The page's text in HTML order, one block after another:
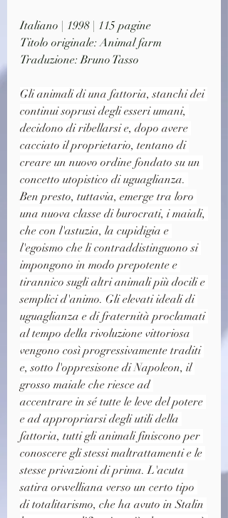
Italiano | 1998 | 115 pagine
Titolo originale: Animal farm
Traduzione: Bruno Tasso
Gli animali di una fattoria, stanchi dei
continui soprusi degli esseri umani,
decidono di ribellarsi e, dopo avere
cacciato il proprietario, tentano di
creare un nuovo ordine fondato su un
concetto utopistico di uguaglianza.
Ben presto, tuttavia, emerge tra loro
una nuova classe di burocrati, i maiali,
che con l'astuzia, la cupidigia e
l'egoismo che li contraddistinguono si
impongono in modo prepotente e
tirannico sugli altri animali più docili e
semplici d'animo. Gli elevati ideali di
uguaglianza e di fraternità proclamati
al tempo della rivoluzione vittoriosa
vengono così progressivamente traditi
e, sotto l'oppresisone di Napoleon, il
grosso maiale che riesce ad
accentrare in sé tutte le leve del potere
e ad appropriarsi degli utili della
fattoria, tutti gli animali finiscono per
conoscere gli stessi maltrattamenti e le
stesse privazioni di prima. L'acuta
satira orwelliana verso un certo tipo
di totalitarismo, che ha avuto in Stalin